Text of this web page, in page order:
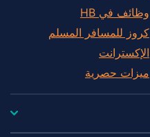
وظائف في HB
كروز للمسافر المسلم
الإكسترانت
ميزات حصرية